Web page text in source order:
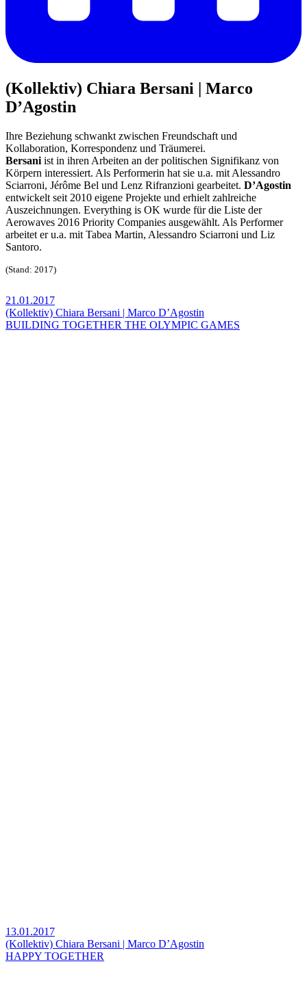
(Kollektiv) Chiara Bersani | Marco
D’Agostin
Ihre Beziehung schwankt zwischen Freundschaft und
Kollaboration, Korrespondenz und Träumerei.
Bersani ist in ihren Arbeiten an der politischen Signifikanz von
Körpern interessiert. Als Performerin hat sie u.a. mit Alessandro
Sciarroni, Jérôme Bel und Lenz Rifranzioni gearbeitet. D’Agostin
entwickelt seit 2010 eigene Projekte und erhielt zahlreiche
Auszeichnungen. Everything is OK wurde für die Liste der
Aerowaves 2016 Priority Companies ausgewählt. Als Performer
arbeitet er u.a. mit Tabea Martin, Alessandro Sciarroni und Liz
Santoro.
(Stand: 2017)
21.01.2017
(Kollektiv) Chiara Bersani | Marco D’Agostin
BUILDING TOGETHER THE OLYMPIC GAMES
13.01.2017
(Kollektiv) Chiara Bersani | Marco D’Agostin
HAPPY TOGETHER